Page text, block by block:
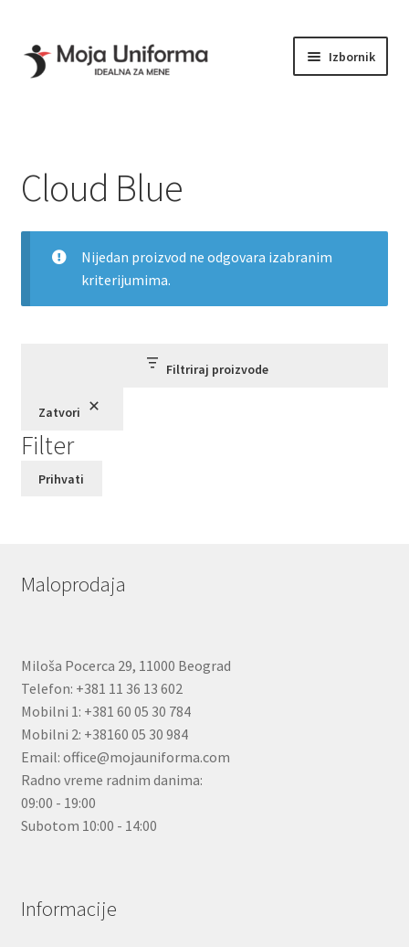
Preskoči
na
Skoči
na
Izbornik
Cloud Blue
Nijedan proizvod ne odgovara izabranim
kriterijumima.
Filtriraj proizvode
Zatvori
Filter
Prihvati
Maloprodaja
Miloša Pocerca 29, 11000 Beograd
Telefon: +381 11 36 13 602
Mobilni 1: +381 60 05 30 784
Mobilni 2: +38160 05 30 984
Email: office@mojauniforma.com
Radno vreme radnim danima:
09:00 - 19:00
Subotom 10:00 - 14:00
Informacije